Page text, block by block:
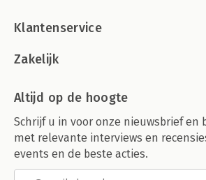
Klantenservice
Zakelijk
Altijd op de hoogte
Schrijf u in voor onze nieuwsbrief en
met relevante interviews en
events en de beste acties.